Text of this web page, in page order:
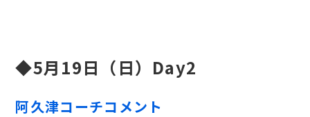
◆5月19日（日）Day2
阿久津コーチコメント